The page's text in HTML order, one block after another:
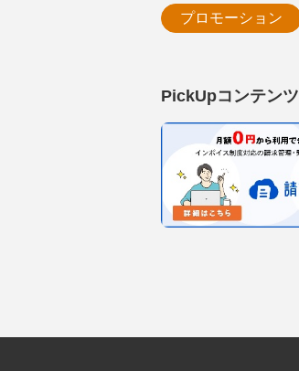
プロモーション
PickUpコンテンツ